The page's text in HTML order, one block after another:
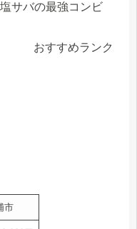
サバの最強コンビ
おすすめランク
市